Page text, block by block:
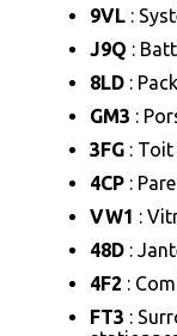
9VL :
J9Q :
8LD :
GM3 :
3FG :
4CP :
VW1 :
48D :
4F2 :
FT3 :